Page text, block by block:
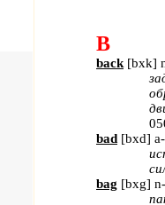
B
back [bxk]
bad [bxd] a-
bag [bxg] n-